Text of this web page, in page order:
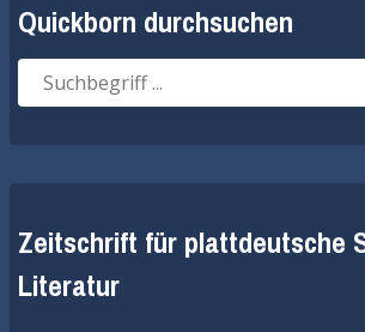
Quickborn durchsuchen
Suche
nach:
Zeitschrift für plattdeutsche
Literatur